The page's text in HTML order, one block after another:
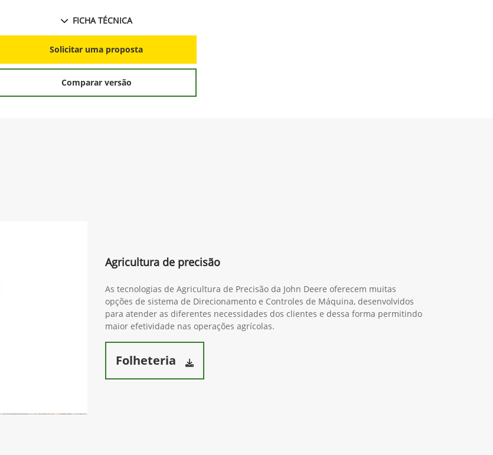
FICHA TÉCNICA
Solicitar uma proposta
Comparar versão
Agricultura de precisão
As tecnologias de Agricultura de Precisão da John Deere oferecem muitas
opções de sistema de Direcionamento e Controles de Máquina, desenvolvidos
para atender as diferentes necessidades dos clientes e dessa forma permitindo
maior efetividade nas operações agrícolas.
Folheteria